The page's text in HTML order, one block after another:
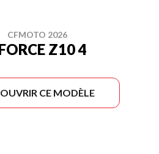
CFMOTO 2026
Z10 4
CE MODÈLE